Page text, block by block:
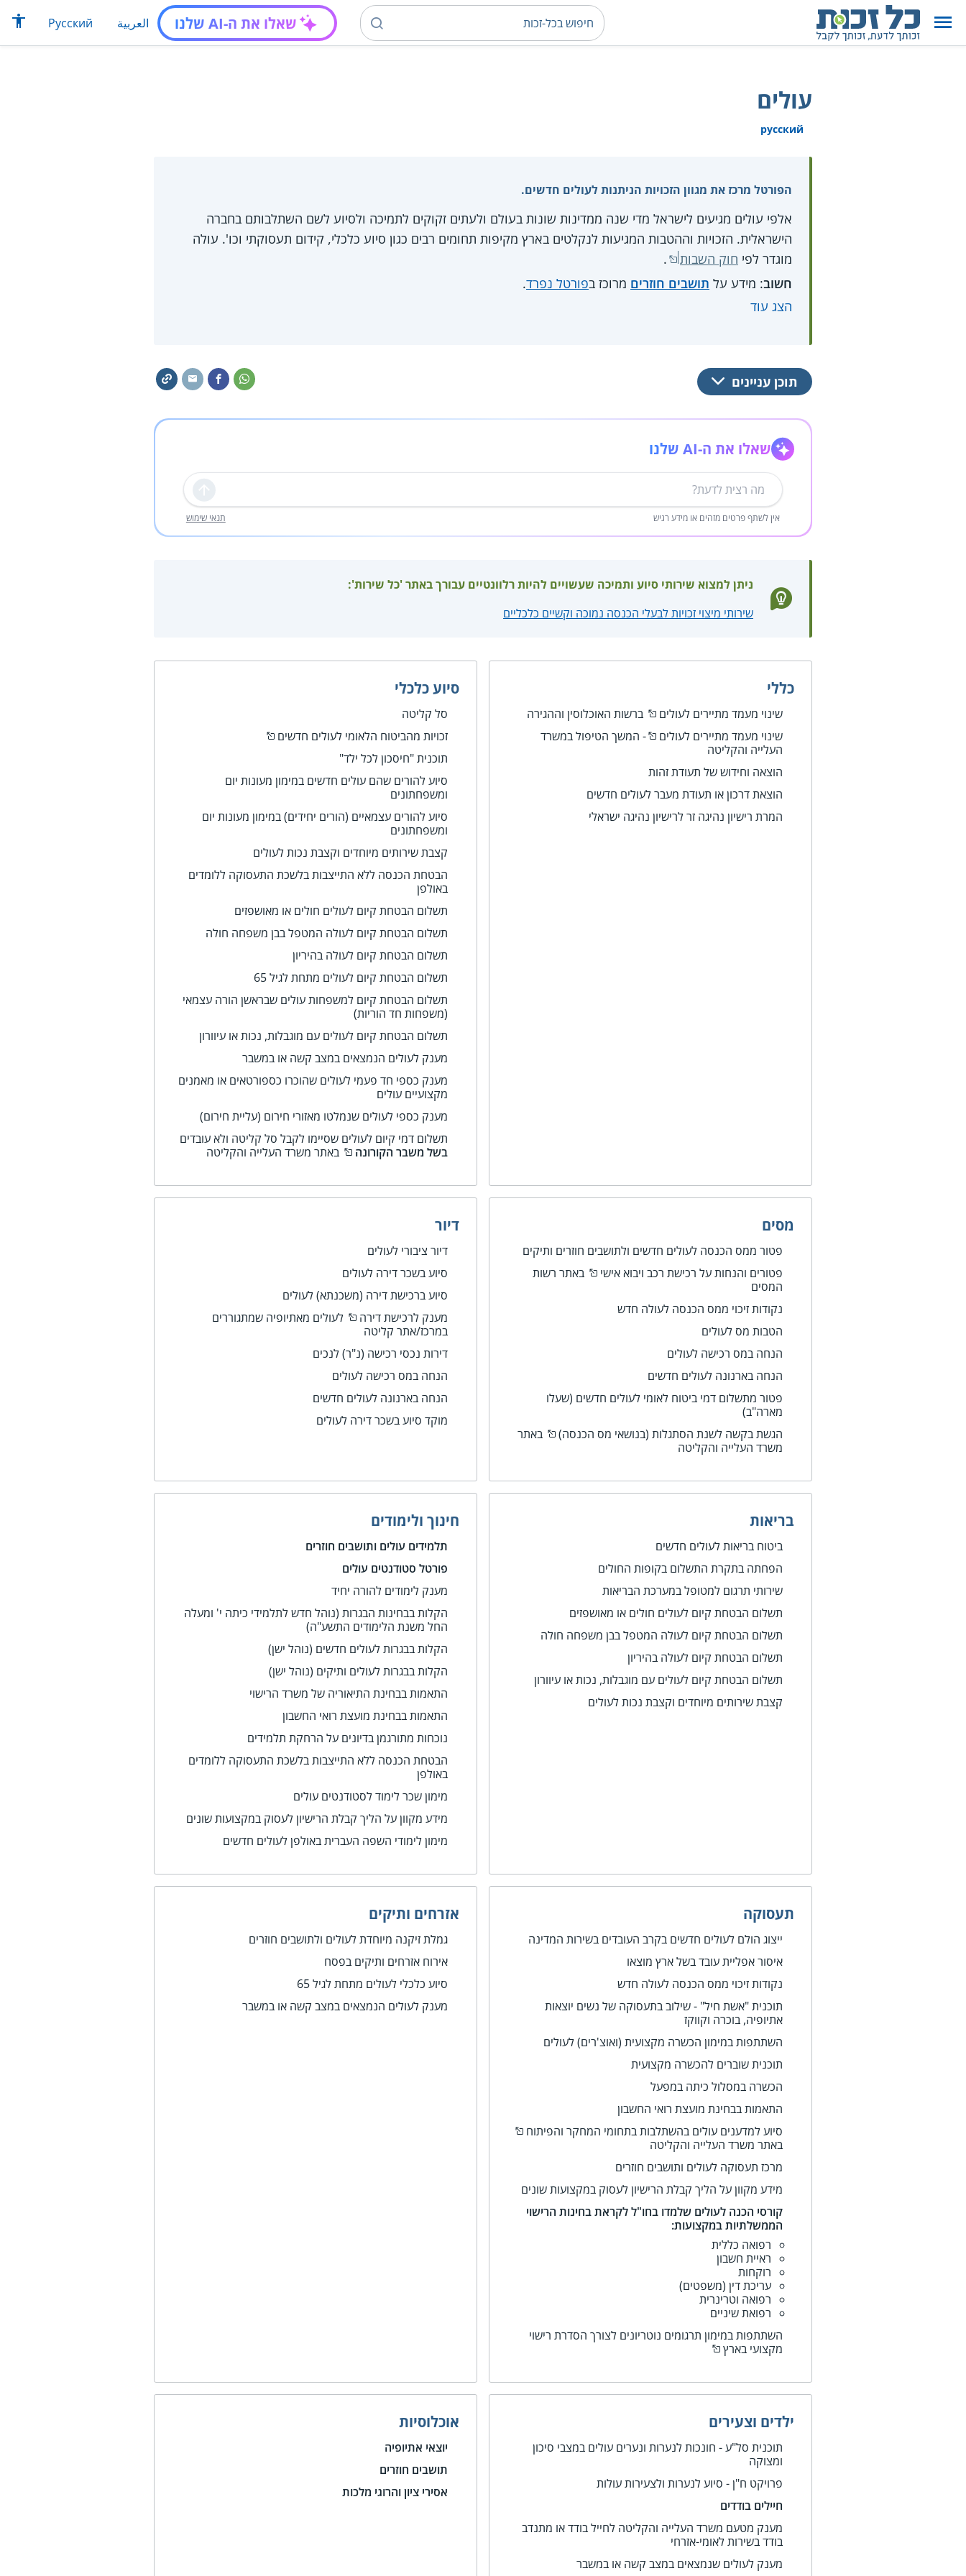
שאלו את ה-AI שלנו العربية Русский
עולים
русский
הפורטל מרכז את מגוון הזכויות הניתנות לעולים חדשים.
אלפי עולים מגיעים לישראל מדי שנה ממדינות שונות בעולם ולעתים זקוקים לתמיכה ולסיוע לשם השתלבותם בחברה
הישראלית. הזכויות וההטבות המגיעות לנקלטים בארץ מקיפות תחומים רבים כגון סיוע כלכלי, קידום תעסוקתי וכו'. עולה
מוגדר לפי חוק השבות
.
חשוב: מידע על תושבים חוזרים מרוכז בפורטל נפרד.
הצג עוד
תוכן עניינים
שאלו את ה-AI שלנו
שליחה
אין לשתף פרטים מזהים או מידע רגיש תנאי שימוש
ניתן למצוא שירותי סיוע ותמיכה שעשויים להיות רלוונטיים עבורך באתר 'כל שירות':
שירותי מיצוי זכויות לבעלי הכנסה נמוכה וקשיים כלכליים
כללי
שינוי מעמד מתיירים לעולים
ברשות האוכלוסין וההגירה
שינוי מעמד מתיירים לעולים
- המשך הטיפול במשרד
העלייה והקליטה
הוצאה וחידוש של תעודת זהות
הוצאת דרכון או תעודת מעבר לעולים חדשים
המרת רישיון נהיגה זר לרישיון נהיגה ישראלי
סיוע כלכלי
סל קליטה
זכויות מהביטוח הלאומי לעולים חדשים
תוכנית "חיסכון לכל ילד"
סיוע להורים שהם עולים חדשים במימון מעונות יום
ומשפחתונים
סיוע להורים עצמאיים (הורים יחידים) במימון מעונות יום
ומשפחתונים
קצבת שירותים מיוחדים וקצבת נכות לעולים
הבטחת הכנסה ללא התייצבות בלשכת התעסוקה ללומדים
באולפן
תשלום הבטחת קיום לעולים חולים או מאושפזים
תשלום הבטחת קיום לעולה המטפל בבן משפחה חולה
תשלום הבטחת קיום לעולה בהיריון
תשלום הבטחת קיום לעולים מתחת לגיל 65
תשלום הבטחת קיום למשפחות עולים שבראשן הורה עצמאי
(משפחות חד הוריות)
תשלום הבטחת קיום לעולים עם מוגבלות, נכות או עיוורון
מענק לעולים הנמצאים במצב קשה או במשבר
מענק כספי חד פעמי לעולים שהוכרו כספורטאים או מאמנים
מקצועיים עולים
מענק כספי לעולים שנמלטו מאזורי חירום (עליית חירום)
תשלום דמי קיום לעולים שסיימו לקבל סל קליטה ולא עובדים
בשל משבר הקורונה
באתר משרד העלייה והקליטה
מסים
פטור ממס הכנסה לעולים חדשים ולתושבים חוזרים ותיקים
פטורים והנחות על רכישת רכב ויבוא אישי
באתר רשות
המסים
נקודות זיכוי ממס הכנסה לעולה חדש
הטבות מס לעולים
הנחה במס רכישה לעולים
הנחה בארנונה לעולים חדשים
פטור מתשלום דמי ביטוח לאומי לעולים חדשים (שעלו
מארה"ב)
הגשת בקשה לשנת הסתגלות (בנושאי מס הכנסה)
באתר
משרד העלייה והקליטה
דיור
דיור ציבורי לעולים
סיוע בשכר דירה לעולים
סיוע ברכישת דירה (משכנתא) לעולים
מענק לרכישת דירה
לעולים מאתיופיה שמתגוררים
במרכז/אתר קליטה
דירות נכסי רכישה (נ"ר) לנכים
הנחה במס רכישה לעולים
הנחה בארנונה לעולים חדשים
מוקד סיוע בשכר דירה לעולים
בריאות
ביטוח בריאות לעולים חדשים
הפחתה בתקרת התשלום בקופות החולים
שירותי תרגום למטופל במערכת הבריאות
תשלום הבטחת קיום לעולים חולים או מאושפזים
תשלום הבטחת קיום לעולה המטפל בבן משפחה חולה
תשלום הבטחת קיום לעולה בהיריון
תשלום הבטחת קיום לעולים עם מוגבלות, נכות או עיוורון
קצבת שירותים מיוחדים וקצבת נכות לעולים
חינוך ולימודים
תלמידים עולים ותושבים חוזרים
פורטל סטודנטים עולים
מענק לימודים להורה יחיד
הקלות בבחינות הבגרות (נוהל חדש לתלמידי כיתה י' ומעלה
החל משנת הלימודים התשע"ה)
הקלות בבגרות לעולים חדשים (נוהל ישן)
הקלות בבגרות לעולים ותיקים (נוהל ישן)
התאמות בבחינת התיאוריה של משרד הרישוי
התאמות בבחינת מועצת רואי החשבון
נוכחות מתורגמן בדיונים על הרחקת תלמידים
הבטחת הכנסה ללא התייצבות בלשכת התעסוקה ללומדים
באולפן
מימון שכר לימוד לסטודנטים עולים
מידע מקוון על הליך קבלת הרישיון לעסוק במקצועות שונים
מימון לימודי השפה העברית באולפן לעולים חדשים
תעסוקה
ייצוג הולם לעולים חדשים בקרב העובדים בשירות המדינה
איסור אפליית עובד בשל ארץ מוצאו
נקודות זיכוי ממס הכנסה לעולה חדש
תוכנית "אשת חיל" - שילוב בתעסוקה של נשים יוצאות
אתיופיה, בוכרה וקווקז
השתתפות במימון הכשרה מקצועית (ואוצ'רים) לעולים
תוכנית שוברים להכשרה מקצועית
הכשרה במסלול כיתה במפעל
התאמות בבחינת מועצת רואי החשבון
סיוע למדענים עולים בהשתלבות בתחומי המחקר והפיתוח
באתר משרד העלייה והקליטה
מרכז תעסוקה לעולים ותושבים חוזרים
מידע מקוון על הליך קבלת הרישיון לעסוק במקצועות שונים
קורסי הכנה לעולים שלמדו בחו"ל לקראת בחינות הרישוי
הממשלתיות במקצועות:
רפואה כללית
ראיית חשבון
רוקחות
עריכת דין (משפטים)
רפואה וטרינרית
רפואת שיניים
השתתפות במימון תרגומים נוטריונים לצורך הסדרת רישוי
מקצועי בארץ
אזרחים ותיקים
גמלת זיקנה מיוחדת לעולים ולתושבים חוזרים
אירוח אזרחים ותיקים בפסח
סיוע כלכלי לעולים מתחת לגיל 65
מענק לעולים הנמצאים במצב קשה או במשבר
ילדים וצעירים
תוכנית סל"ע - חונכות לנערות ונערים עולים במצבי סיכון
ומצוקה
פרויקט ח"ן - סיוע לנערות ולצעירות עולות
חיילים בודדים
מענק מטעם משרד העלייה והקליטה לחייל בודד או מתנדב
בודד בשירות לאומי-אזרחי
מענק לעולים שנמצאים במצב קשה או במשבר
אוכלוסיות
יוצאי אתיופיה
תושבים חוזרים
אסירי ציון והרוגי מלכות